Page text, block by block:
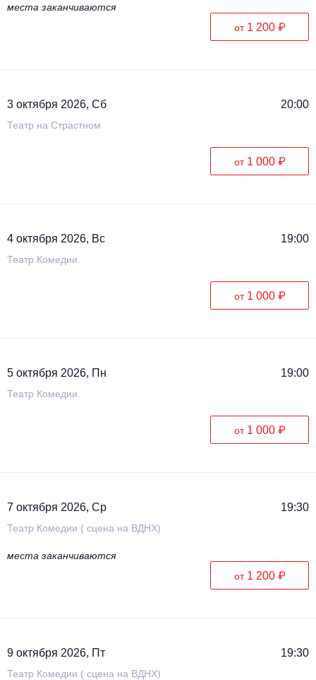
места заканчиваются
от 1 200 ₽
3 октября 2026, Сб 20:00
Театр на Страстном
от 1 000 ₽
4 октября 2026, Вс 19:00
Театр Комедии.
от 1 000 ₽
5 октября 2026, Пн 19:00
Театр Комедии.
от 1 000 ₽
7 октября 2026, Ср 19:30
Театр Комедии ( сцена на ВДНХ)
места заканчиваются
от 1 200 ₽
9 октября 2026, Пт 19:30
Театр Комедии ( сцена на ВДНХ)